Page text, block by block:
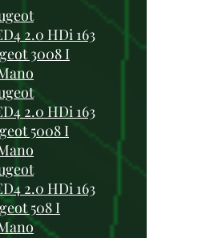
2.0 HDi 163
3008 I
2.0 HDi 163
5008 I
2.0 HDi 163
508 I